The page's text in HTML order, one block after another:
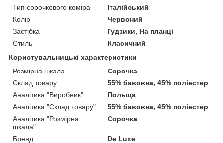
Тип сорочкового коміра
Італійський
Колір
Червоний
Застібка
Гудзики, На планці
Стиль
Класичний
Користувальницькі характеристики
Розмірна шкала
Сорочка
Склад товару
55% бавовна, 45% поліестер
Аналітика "Виробник"
Польща
Аналітика "Склад товару"
55% бавовна, 45% поліестер
Аналітика "Розмірна
шкала"
Сорочка
Бренд
De Luxe